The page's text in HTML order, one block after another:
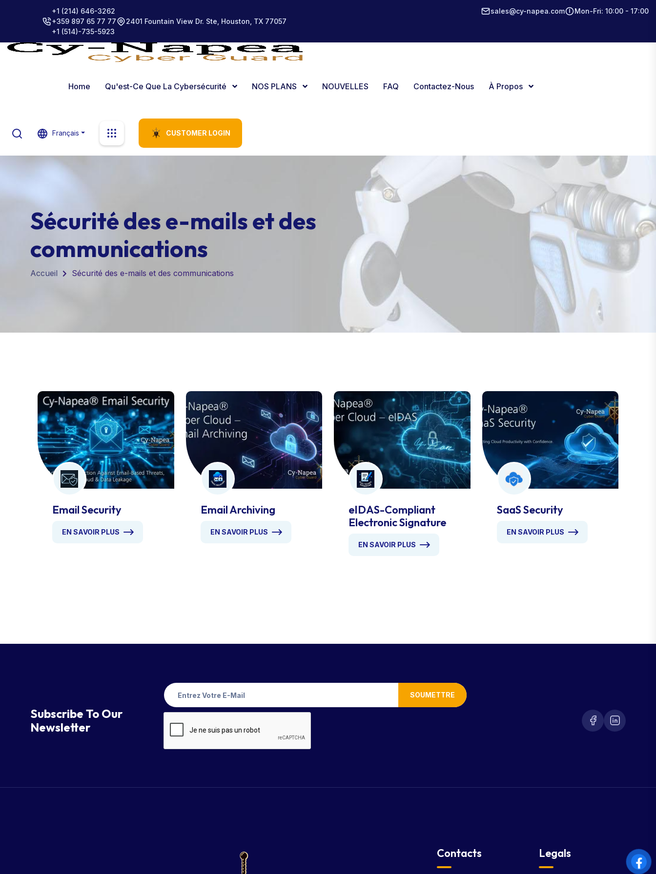
+1 (214) 646-3262
+359 897 65 77 77
+1 (514)-735-5923
2401 Fountain View Dr. Ste, Houston, TX 77057
sales@cy-napea.com Mon-Fri: 10:00 - 17:00
Home Qu'est-Ce Que La Cybersécurité NOS PLANS NOUVELLES FAQ Contactez-Nous À Propos
Français CUSTOMER LOGIN
Sécurité des e-mails et des
communications
Accueil Sécurité des e-mails et des communications
Email Security
EN SAVOIR PLUS
Email Archiving
EN SAVOIR PLUS
eIDAS-Compliant
Electronic Signature
EN SAVOIR PLUS
SaaS Security
EN SAVOIR PLUS
Subscribe To Our
Newsletter
SOUMETTRE
Contacts Legals